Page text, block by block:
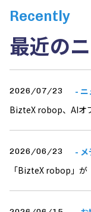
Recently
最近の
2026/07/23
- ニ
BizteX robop、AIオ
2026/06/23
- メ
「BizteX robop」が